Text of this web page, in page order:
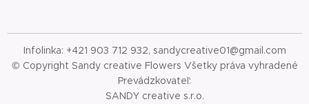
Infolinka: +421 903 712 932, sandycreative01@gmail.com
© Copyright Sandy creative Flowers Všetky práva vyhradené
Prevádzkovateľ:
SANDY creative s.r.o.